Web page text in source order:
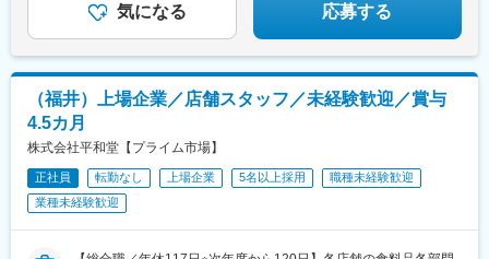
気になる 応募する
（福井）上場企業／店舗スタッフ／未経験歓迎／賞与
4.5カ月
株式会社平和堂【プライム市場】
正社員 転勤なし 上場企業 5名以上採用
職種未経験歓迎
業種未経験歓迎